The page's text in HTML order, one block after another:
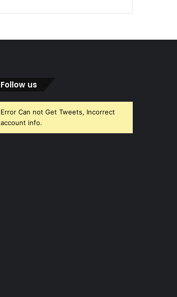
Follow us
Error Can not Get Tweets, Incorrect
account info.